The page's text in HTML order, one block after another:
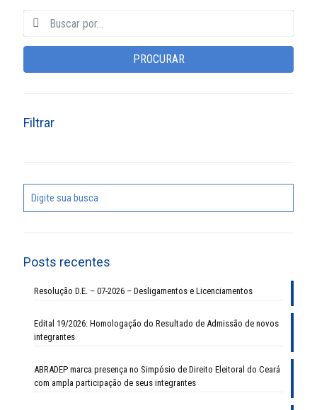
PROCURAR
Filtrar
Posts recentes
Resolução D.E. – 07-2026 – Desligamentos e Licenciamentos
Edital 19/2026: Homologação do Resultado de Admissão de novos
integrantes
ABRADEP marca presença no Simpósio de Direito Eleitoral do Ceará
com ampla participação de seus integrantes